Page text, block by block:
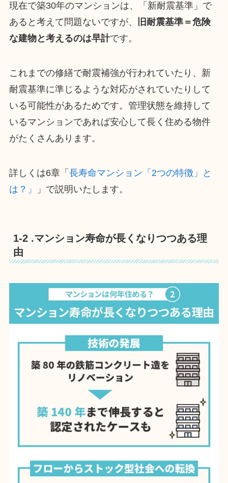
現在で築30年のマンションは、「新耐震基準」で
あると考えて問題ないですが、
旧耐震基準＝危険
な建物と考えるのは早計です。
これまでの修繕で耐震補強が行われていたり、新
耐震基準に準じるような対応がされていたりして
いる可能性があるためです。管理状態を維持して
いるマンションであれば安心して長く住める物件
がたくさんあります。
詳しくは6章「 長寿命マンション「2つの特徴」と
は？」
」で説明いたします。
1-2 .マンション寿命が長くなりつつある理
由